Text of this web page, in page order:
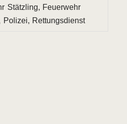
Stätzling, Feuerwehr
Polizei, Rettungsdienst